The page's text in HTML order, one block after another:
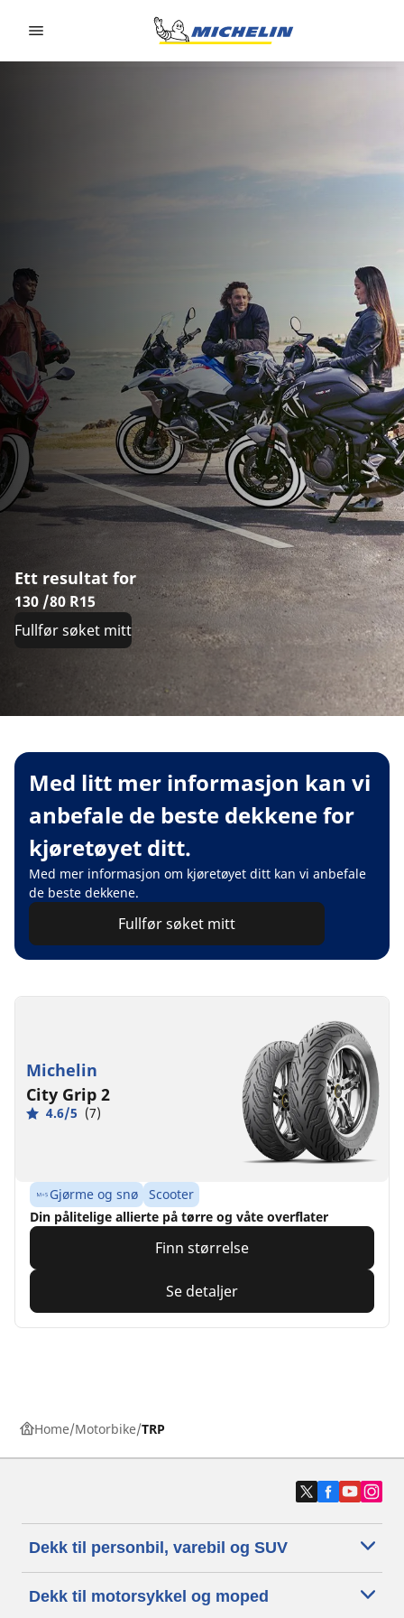
Ett resultat for
130 /80 R15
Fullfør søket mitt
Med litt mer informasjon kan vi
anbefale de beste dekkene for
kjøretøyet ditt.
Med mer informasjon om kjøretøyet ditt kan vi anbefale
de beste dekkene.
Fullfør søket mitt
Michelin
City Grip 2
4.6/5 (7)
Gjørme og snø
Scooter
Din pålitelige allierte på tørre og våte overflater
Finn størrelse
Se detaljer
Home Motorbike TRP
Dekk til personbil, varebil og SUV
Dekk til motorsykkel og moped